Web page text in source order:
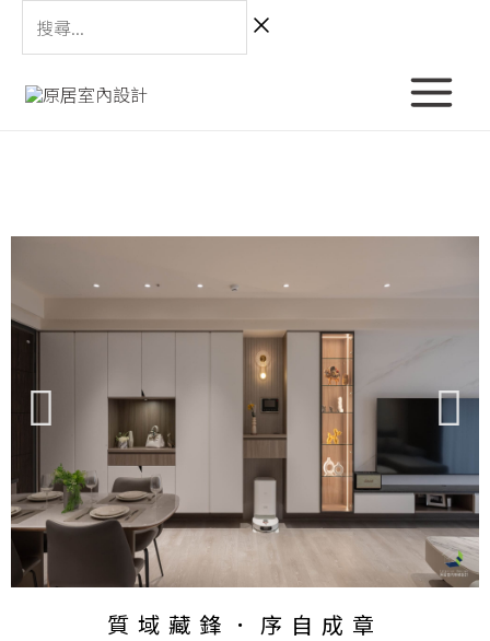
尋...
Main
質域藏鋒．序自成章